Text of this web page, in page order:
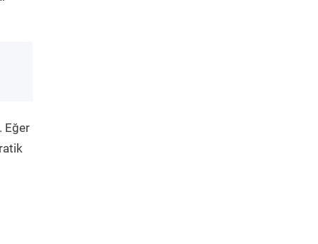
Eğer